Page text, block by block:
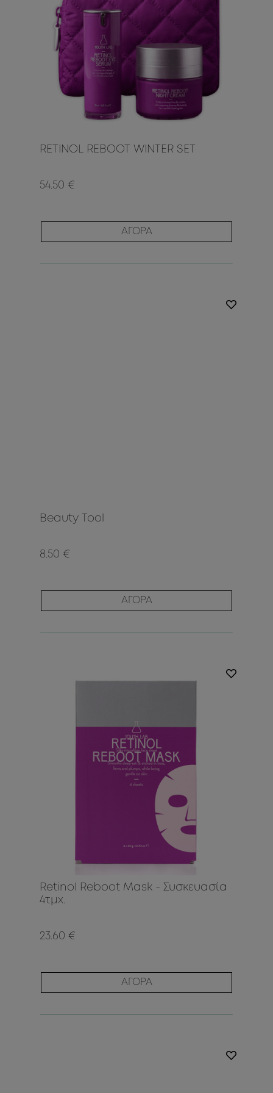
RETINOL REBOOT WINTER SET
54.50 €
ΑΓΟΡΑ
Beauty Tool
8.50 €
ΑΓΟΡΑ
Retinol Reboot Mask - Συσκευασία
4τμχ.
23.60 €
ΑΓΟΡΑ